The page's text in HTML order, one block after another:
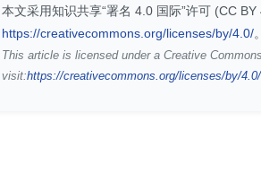
本文采用知识共享“署名 4.0 国际”许可 (CC
https://creativecommons.org/licenses/by/4.0/。
This article is licensed under a Creative
visit:https://creativecommons.org/licenses/by/4.0/